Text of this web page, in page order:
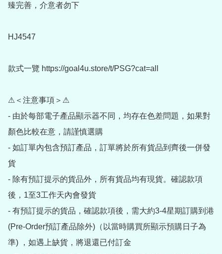
臻完善，介意者勿下
HJ4547
款式一覽 https://goal4u.store/t/PSG?cat=all
⚠＜注意事項＞⚠
- 由於每部電子產品顯示器不同，均存在色差問題，如果對
顏色比較在意，請謹慎選購
- 如訂單內包含預訂產品，訂單將於所有貨品到齊後一併發
貨
- 除有預訂提示的貨品外，所有貨品均有現貨。確認款項
後，1至3工作天內會發貨
- 有預訂提示的貨品，確認款項後，需大約3-4星期訂購到港
(Pre-Order預訂產品除外)（以當時購買所顯示預購日子為
準) ，如遇上缺貨，將退還已付訂金